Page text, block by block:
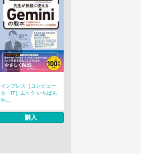
インプレス［コンピュー
タ・IT］ムック いちばん
や...
購入